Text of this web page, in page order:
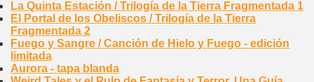
La Quinta Estación / Trilogía de la Tierra Fragmentada 1
El Portal de los Obeliscos / Trilogía de la Tierra
Fragmentada 2
Fuego y Sangre / Canción de Hielo y Fuego - edición
limitada
Aurora - tapa blanda